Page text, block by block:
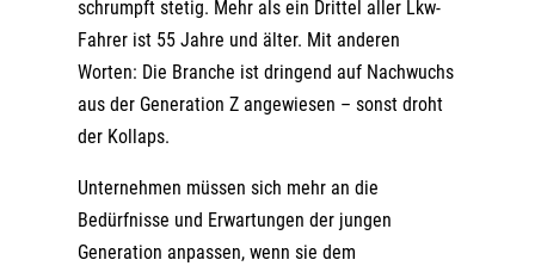
schrumpft stetig. Mehr als ein Drittel aller Lkw-
Fahrer ist 55 Jahre und älter. Mit anderen
Worten: Die Branche ist dringend auf Nachwuchs
aus der Generation Z angewiesen – sonst droht
der Kollaps.
Unternehmen müssen sich mehr an die
Bedürfnisse und Erwartungen der jungen
Generation anpassen, wenn sie dem